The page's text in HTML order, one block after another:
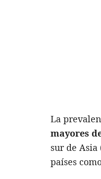
La
mayores
sur de
países